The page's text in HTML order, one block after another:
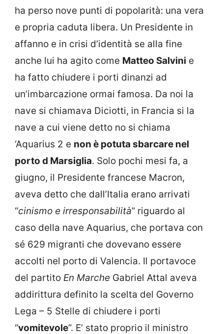
ha perso nove punti di popolarità: una vera
e propria caduta libera. Un Presidente in
affanno e in crisi d’identità se alla fine
anche lui ha agito come Matteo Salvini e
ha fatto chiudere i porti dinanzi ad
un’imbarcazione ormai famosa. Da noi la
nave si chiamava Diciotti, in Francia si la
nave a cui viene detto no si chiama
‘Aquarius 2 e non è potuta sbarcare nel
porto d Marsiglia. Solo pochi mesi fa, a
giugno, il Presidente francese Macron,
aveva detto che dall’Italia erano arrivati
“cinismo e irresponsabilità” riguardo al
caso della nave Aquarius, che portava con
sé 629 migranti che dovevano essere
accolti nel porto di Valencia. Il portavoce
del partito En Marche Gabriel Attal aveva
addirittura definito la scelta del Governo
Lega – 5 Stelle di chiudere i porti
“vomitevole”. E’ stato proprio il ministro